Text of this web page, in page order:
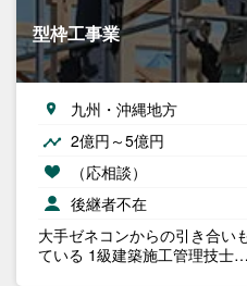
型枠工事業
九州・沖縄地方
2億円～5億円
（応相談）
後継者不在
大手ゼネコンからの引き合い
ている 1級建築施工管理技士…